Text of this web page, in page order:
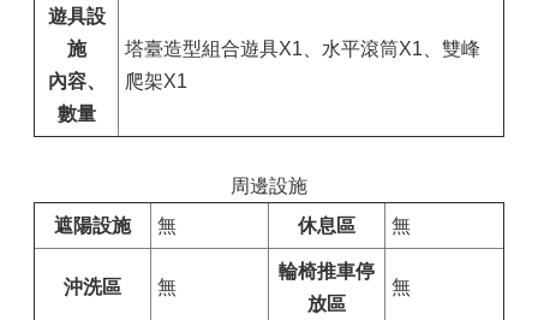
遊具設
施
內容、
數量
塔臺造型組合遊具X1、水平滾筒X1、雙峰
爬架X1
周邊設施
遮陽設施
無 休息區 無
沖洗區 無
輪椅推車停
放區
無